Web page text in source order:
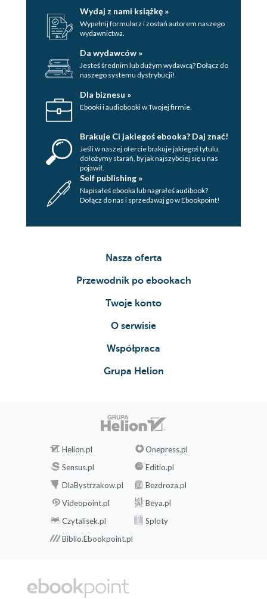
Wydaj z nami książkę »
Wypełnij formularz i zostań autorem naszego
wydawnictwa.
Da wydawców »
Jesteś średnim lub dużym wydawcą? Dołącz do
naszego systemu dystrybucji!
Dla biznesu »
Ebooki i audiobooki w Twojej firmie.
Brakuje Ci jakiegoś ebooka? Daj znać!
Jeśli w naszej ofercie brakuje jakiegoś tytulu,
dołożymy starań, by jak najszybciej się u nas
pojawił.
Self publishing »
Napisałeś ebooka lub nagrałeś audibook?
Dołącz do nas i sprzedawaj go w Ebookpoint!
Nasza oferta
Przewodnik po ebookach
Twoje konto
O serwisie
Współpraca
Grupa Helion
Helion.pl
Onepress.pl
Sensus.pl
Editio.pl
DlaBystrzakow.pl
Bezdroza.pl
Videopoint.pl
Beya.pl
Czytalisek.pl
Sploty
Biblio.Ebookpoint.pl